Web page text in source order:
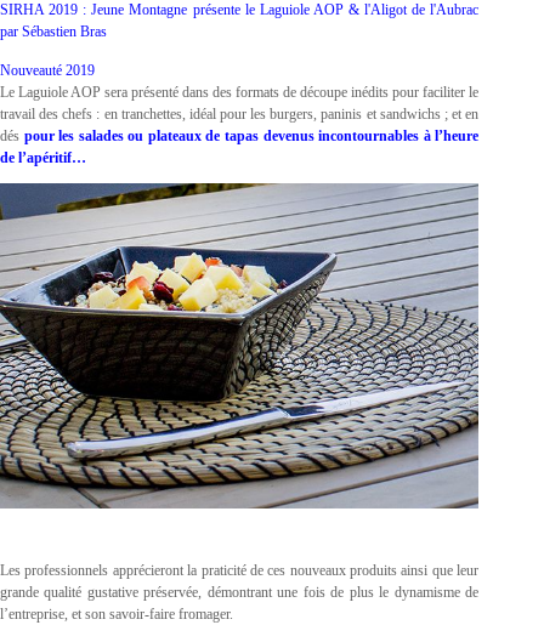
SIRHA 2019 : Jeune Montagne présente le Laguiole AOP & l'Aligot de l'Aubrac
par Sébastien Bras
Nouveauté 2019
Le Laguiole AOP sera présenté dans des formats de découpe inédits pour faciliter le
travail des chefs : en tranchettes, idéal pour les burgers, paninis et sandwichs ; et en
dés pour les salades ou plateaux de tapas devenus incontournables à l’heure
de l’apéritif…
Les professionnels apprécieront la praticité de ces nouveaux produits ainsi que leur
grande qualité gustative préservée, démontrant une fois de plus le dynamisme de
l’entreprise, et son savoir-faire fromager.